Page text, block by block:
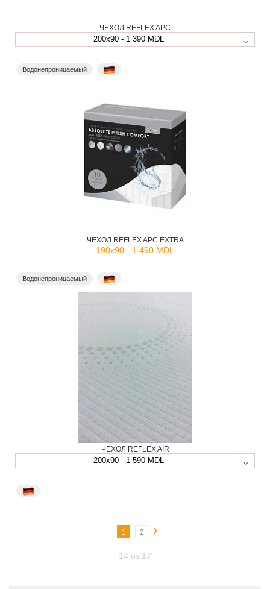
ЧЕХОЛ REFLEX APC
200x90 - 1 390 MDL
Водонепроницаемый
ЧЕХОЛ REFLEX APC EXTRA
190x90 - 1 490 MDL
Водонепроницаемый
ЧЕХОЛ REFLEX AIR
200x90 - 1 590 MDL
1 2 ›
14 из 17